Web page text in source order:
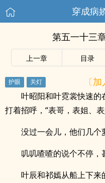
穿成病
第五一十三
上一章 目录
〔
叶昭阳和叶霓裳快速的
打着招呼，“表哥，表姐、
没过一会儿，他们几个
叽叽喳喳的说个不停，
叶辰和祁嫣从船上下